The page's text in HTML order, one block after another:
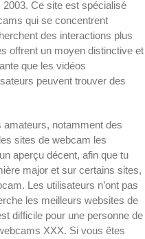
Ce site est spécialisé
qui se concentrent
des interactions plus
offrent un moyen distinctive et
que les vidéos
peuvent trouver des
notamment des
sites de webcam les
aperçu décent, afin que tu
major et sur certains sites,
Les utilisateurs n’ont pas
les meilleurs websites de
difficile pour une personne de
XXX. Si vous êtes